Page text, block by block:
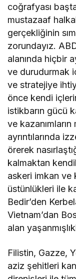
coğrafyası
mustazaaf
gerçekliğinin
zorundayız.
alanında hiçbir
ve durudurmak
ve stratejiye
önce kendi
istikbarın gücü
ve
ayrıntılarında
örerek
kalmaktan
askeri imkan ve
üstünlükleri ile
Bedir’den
Vietnam’dan
alan
Filistin, Gazze,
aziz şehitleri